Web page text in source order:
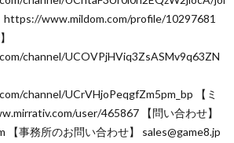
https://www.mildom.com/profile/10297681
channel/UCOVPjHViq3ZsASMv9q63ZN
channel/UCrVHjoPeqgfZm5pm_bp 【ミ
user/465867 【問い合わせ】
【事務所のお問い合わせ】 sales@game8.jp